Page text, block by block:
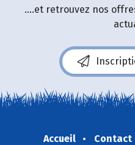
....et retrouvez nos
Accueil Contact